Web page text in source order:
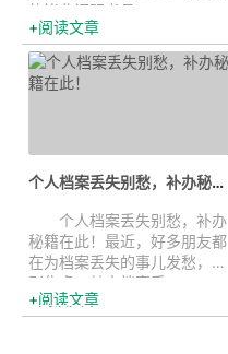
的毕业证明书具...
阅读文章
个人档案丢失别愁，补办秘籍在此！...
个人档案丢失别愁，补办
秘籍在此！最近，好多朋友都
在为档案丢失的事儿发愁，先
别焦虑，其实档案丢...
阅读文章